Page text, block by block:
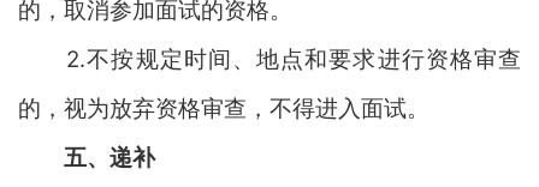
的，取消参加面试的资格。
2.不按规定时间、地点和要求进行资格审查
的，视为放弃资格审查，不得进入面试。
五、递补